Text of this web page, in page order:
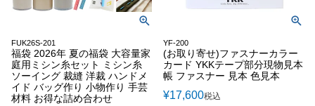
FUK26S-201
福袋 2026年 夏の福袋 大容量家
庭用ミシン糸セット ミシン糸
ソーイング 裁縫 洋裁 ハンドメ
イド バッグ作り 小物作り 手芸
材料 お得な詰め合わせ
YF-200
(お取り寄せ)ファスナーカラー
カード YKKテープ部分現物見本
帳 ファスナー 見本 色見本
¥17,600税込